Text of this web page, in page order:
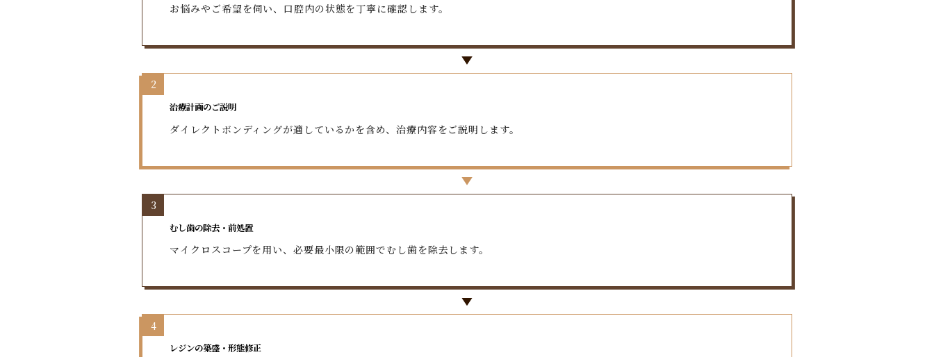
お悩みやご希望を伺い、口腔内の状態を丁寧に確認します。
2
治療計画のご説明
ダイレクトボンディングが適しているかを含め、治療内容をご説明します。
3
むし歯の除去・前処置
マイクロスコープを用い、必要最小限の範囲でむし歯を除去します。
4
レジンの築盛・形態修正